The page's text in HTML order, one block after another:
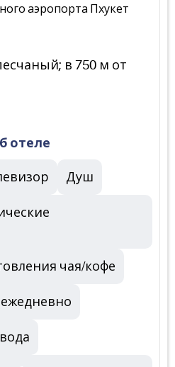
аэропорта Пхукет
в 750 м от
отеле
Душ
чая/кофе